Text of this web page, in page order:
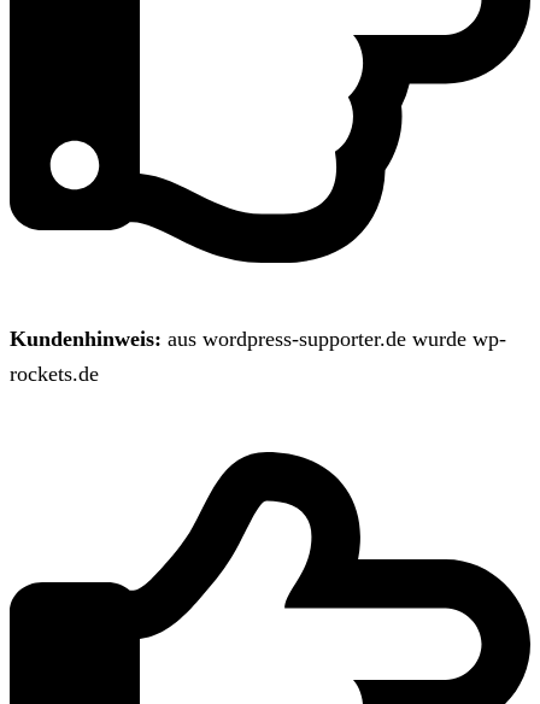
Kundenhinweis: aus wordpress-supporter.de wurde wp-
rockets.de